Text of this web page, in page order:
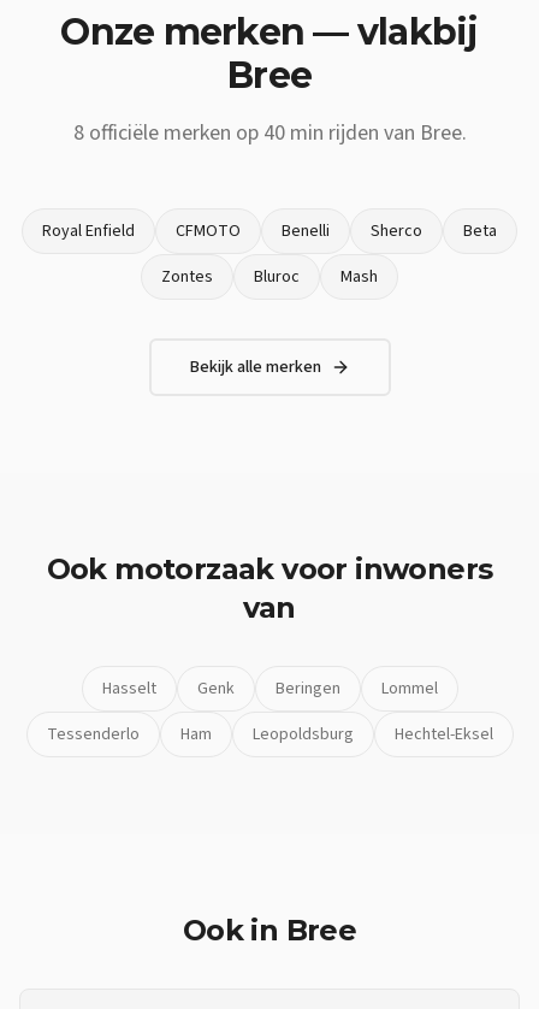
Onze merken — vlakbij
Bree
8officiële merken op 40 min rijden van Bree.
Royal Enfield CFMOTO Benelli Sherco
Beta
Zontes
Bluroc Mash
Bekijk alle merken
Ook motorzaakvoor inwoners
van
Hasselt Genk Beringen
Lommel
Tessenderlo
Ham Leopoldsburg Hechtel-Eksel
Ook in Bree